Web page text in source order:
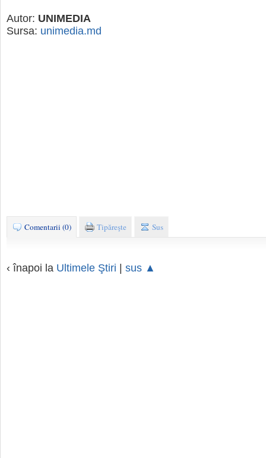
Autor: UNIMEDIA
Sursa: unimedia.md
Comentarii (0) Tipăreşte Sus
‹ înapoi la Ultimele Ştiri | sus ▲